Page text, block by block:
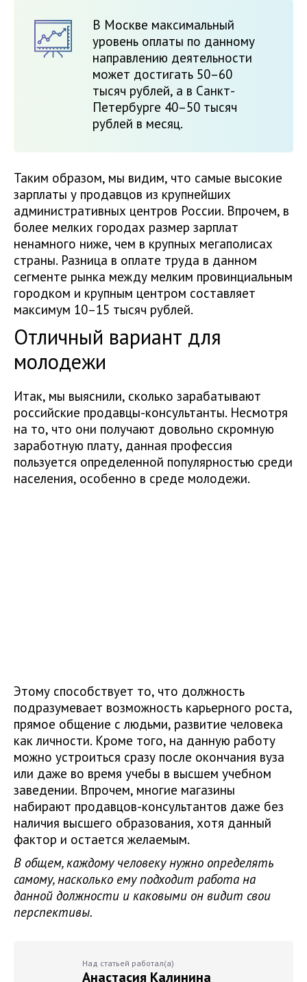
В Москве максимальный
уровень оплаты по данному
направлению деятельности
может достигать 50–60
тысяч рублей, а в Санкт-
Петербурге 40–50 тысяч
рублей в месяц.
Таким образом, мы видим, что самые высокие
зарплаты у продавцов из крупнейших
административных центров России. Впрочем, в
более мелких городах размер зарплат
ненамного ниже, чем в крупных мегаполисах
страны. Разница в оплате труда в данном
сегменте рынка между мелким провинциальным
городком и крупным центром составляет
максимум 10–15 тысяч рублей.
Отличный вариант для
молодежи
Итак, мы выяснили, сколько зарабатывают
российские продавцы-консультанты. Несмотря
на то, что они получают довольно скромную
заработную плату, данная профессия
пользуется определенной популярностью среди
населения, особенно в среде молодежи.
Этому способствует то, что должность
подразумевает возможность карьерного роста,
прямое общение с людьми, развитие человека
как личности. Кроме того, на данную работу
можно устроиться сразу после окончания вуза
или даже во время учебы в высшем учебном
заведении. Впрочем, многие магазины
набирают продавцов-консультантов даже без
наличия высшего образования, хотя данный
фактор и остается желаемым.
В общем, каждому человеку нужно определять
самому, насколько ему подходит работа на
данной должности и каковыми он видит свои
перспективы.
Над статьей работал(а)
Анастасия Калинина